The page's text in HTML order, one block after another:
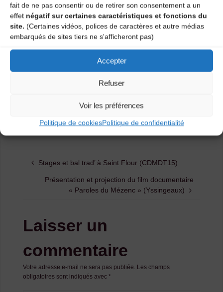
fait de ne pas consentir ou de retirer son consentement a un
effet négatif sur certaines caractéristiques et fonctions du
site. (Certaines vidéos, polices de caractères et autre médias
embarqués de sites tiers ne s'afficheront pas)
Accepter
Refuser
Voir les préférences
Politique de cookiesPolitique de confidentialité
18h :
Moment musical animé par le Collectif Passe ton
Cin’étoiles
Agenda
Stages et bal trad’ à Saint Flour (CDMDT15)
Présentation et projection du film documentaire
« Paroles du Mézenc » (Yssingeaux)
Laisser un
commentaire
Votre adresse e-mail ne sera pas publiée. Les champs
obligatoires sont indiqués avec *